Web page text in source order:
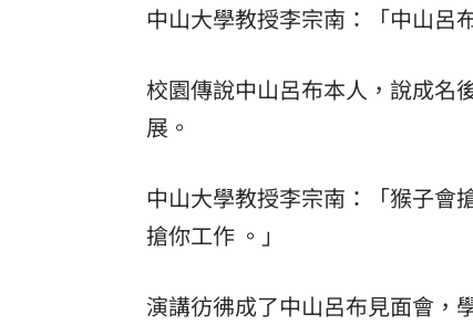
中山大學教授李宗南：「中山呂
校園傳說中山呂布本人，說成名
展。
中山大學教授李宗南：「猴子會
搶你工作 。」
演講彷彿成了中山呂布見面會，